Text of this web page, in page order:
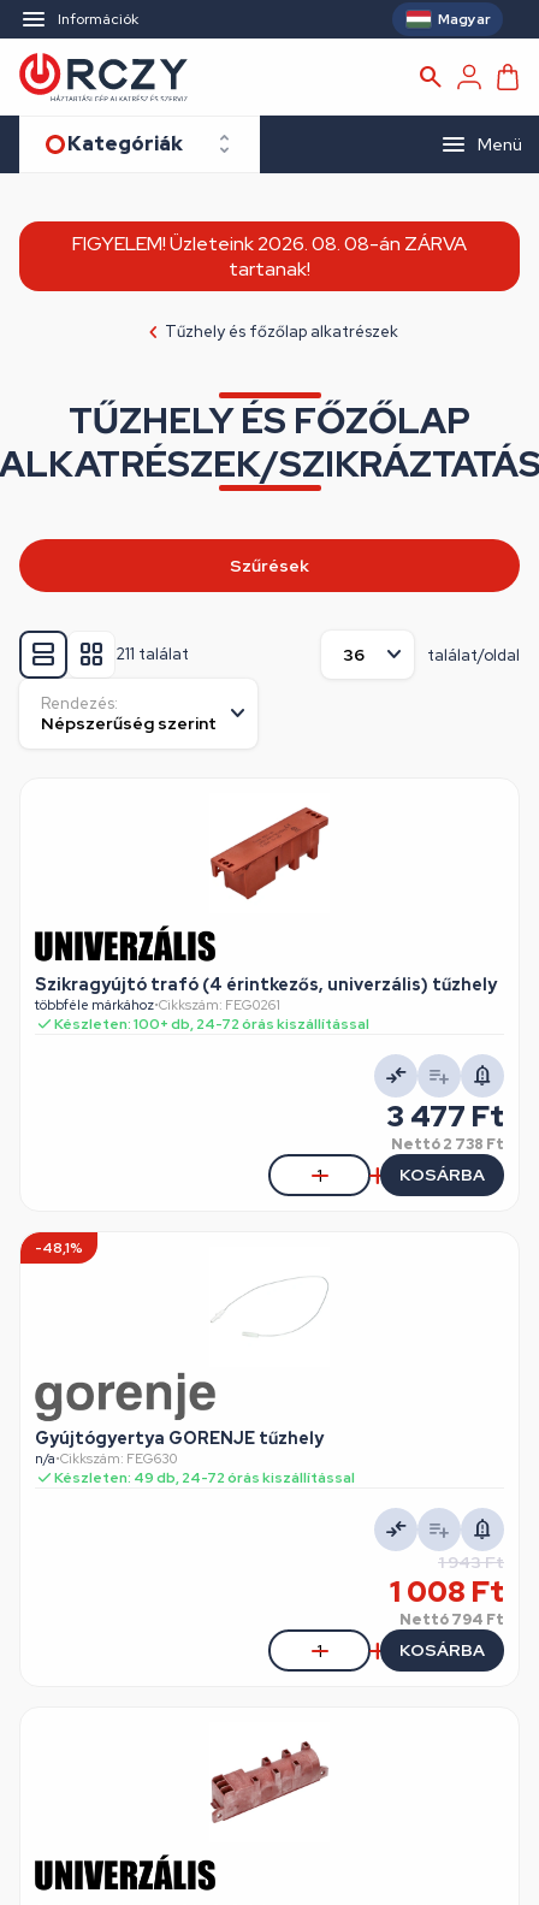
Információk Magyar
Kategóriák Menü
FIGYELEM! Üzleteink 2026. 08. 08-án ZÁRVA
tartanak!
Tűzhely és főzőlap alkatrészek
TŰZHELY ÉS FŐZŐLAP
211 találat találat/oldal
Rendezés:
Szikragyújtó trafó (4 érintkezős, univerzális) tűzhely
többféle márkához•Cikkszám: FEG0261
Készleten: 100+ db, 24-72 órás kiszállítással
3 477 Ft
Nettó2 738 Ft
KOSÁRBA
-48,1%
Gyújtógyertya GORENJE tűzhely
n/a•Cikkszám: FEG630
Készleten: 49 db, 24-72 órás kiszállítással
1 943 Ft
1 008 Ft
Nettó794 Ft
KOSÁRBA
Szűrések